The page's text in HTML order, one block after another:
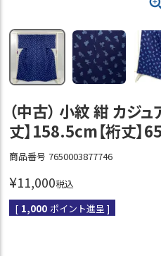
（中古） 小紋 紺 カジ
丈】158.5cm【裄丈】
商品番号 7650003877746
¥11,000税込
[ 1,000 ポイント進呈 ]